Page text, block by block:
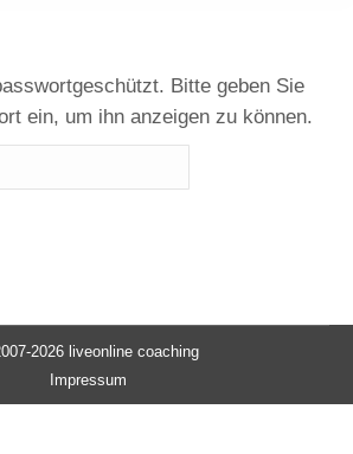
Bitte geben Sie
ein, um ihn anzeigen zu können.
2026 liveonline coaching
Impressum